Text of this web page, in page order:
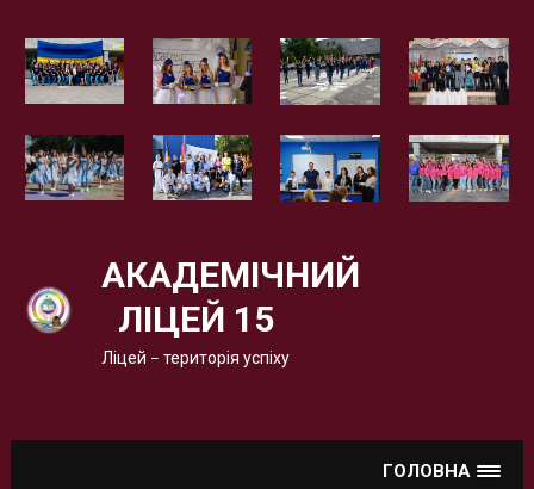
АКАДЕМІЧНИЙ
ЛІЦЕЙ 15
Ліцей – територія успіху
ГОЛОВНА